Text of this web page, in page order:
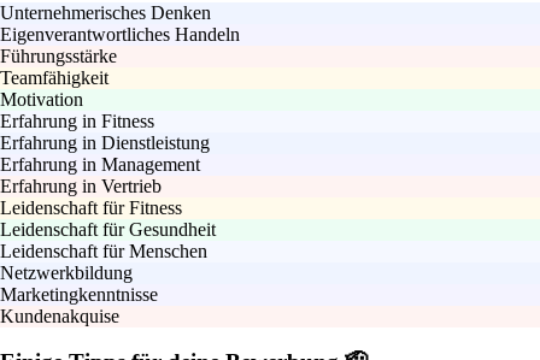
Unternehmerisches Denken
Eigenverantwortliches Handeln
Führungsstärke
Teamfähigkeit
Motivation
Erfahrung in Fitness
Erfahrung in Dienstleistung
Erfahrung in Management
Erfahrung in Vertrieb
Leidenschaft für Fitness
Leidenschaft für Gesundheit
Leidenschaft für Menschen
Netzwerkbildung
Marketingkenntnisse
Kundenakquise